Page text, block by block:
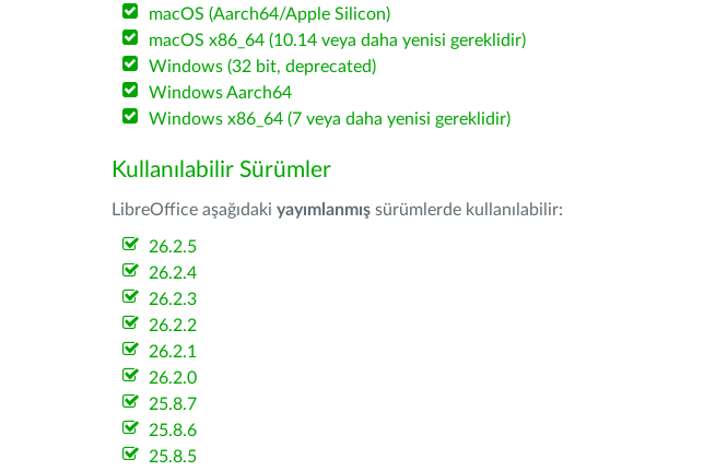
macOS (Aarch64/Apple Silicon)
macOS x86_64 (10.14 veya daha yenisi gereklidir)
Windows (32 bit, deprecated)
Windows Aarch64
Windows x86_64 (7 veya daha yenisi gereklidir)
Kullanılabilir Sürümler
LibreOffice aşağıdaki yayımlanmış sürümlerde kullanılabilir:
26.2.5
26.2.4
26.2.3
26.2.2
26.2.1
26.2.0
25.8.7
25.8.6
25.8.5